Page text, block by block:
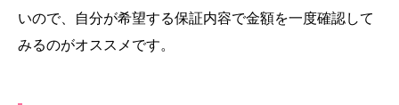
いので、自分が希望する保証内容で金額を一度確認して
みるのがオススメです。